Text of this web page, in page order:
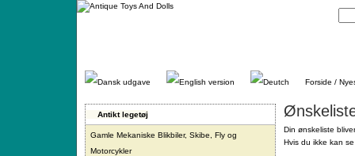
Gå
Forside /
Antikt legetøj
Gamle Mekaniske Blikbiler, Skibe, Fly og
Motorcykler
Din ønskeliste
Hvis du ikke kan